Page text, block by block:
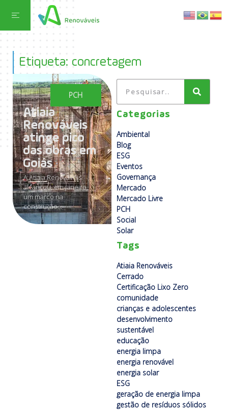
Etiqueta: concretagem
PCH
Atiaia
Renováveis
atinge pico
das obras em
Goiás
A Atiaia Renováveis
alcançou, em janeiro,
um marco na
construção...
Categorias
Ambiental
Blog
ESG
Eventos
Governança
Mercado
Mercado Livre
PCH
Social
Solar
Tags
Atiaia Renováveis
Cerrado
Certificação Lixo Zero
comunidade
crianças e adolescentes
desenvolvimento
sustentável
educação
energia limpa
energia renovável
energia solar
ESG
geração de energia limpa
gestão de resíduos sólidos